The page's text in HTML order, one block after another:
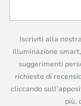
Iscriviti alla
illuminazione
suggerimenti
richieste di
cliccando
più,